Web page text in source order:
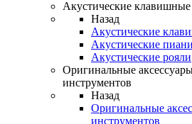
Акустические
Назад
Акустические
Акустические
Акустические рояли
Оригинальные
инструментов
Назад
Оригинальные
инструментов